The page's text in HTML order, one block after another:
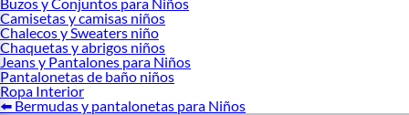
Camisetas y camisas niños
Chalecos y Sweaters niño
Chaquetas y abrigos niños
Jeans y Pantalones para Niños
Pantalonetas de baño niños
Ropa Interior
⬅️ Bermudas y pantalonetas para Niños